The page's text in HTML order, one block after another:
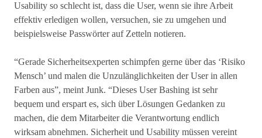
Usability so schlecht ist, dass die User, wenn sie ihre Arbeit
effektiv erledigen wollen, versuchen, sie zu umgehen und
beispielsweise Passwörter auf Zetteln notieren.
“Gerade Sicherheitsexperten schimpfen gerne über das ‘Risiko
Mensch’ und malen die Unzulänglichkeiten der User in allen
Farben aus”, meint Junk. “Dieses User Bashing ist sehr
bequem und erspart es, sich über Lösungen Gedanken zu
machen, die dem Mitarbeiter die Verantwortung endlich
wirksam abnehmen. Sicherheit und Usability müssen vereint